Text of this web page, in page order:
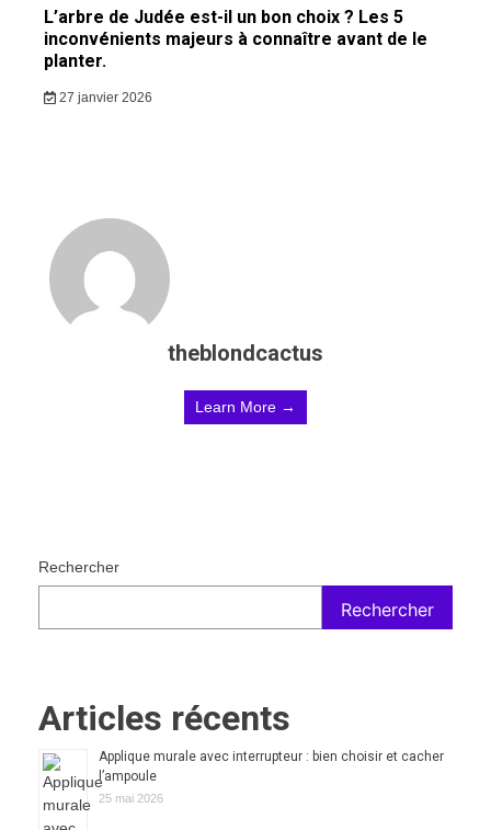
L’arbre de Judée est-il un bon choix ? Les 5
inconvénients majeurs à connaître avant de le
planter.
27 janvier 2026
theblondcactus
Learn More →
Rechercher
Rechercher
Articles récents
Applique murale avec interrupteur : bien choisir et cacher
l’ampoule
25 mai 2026